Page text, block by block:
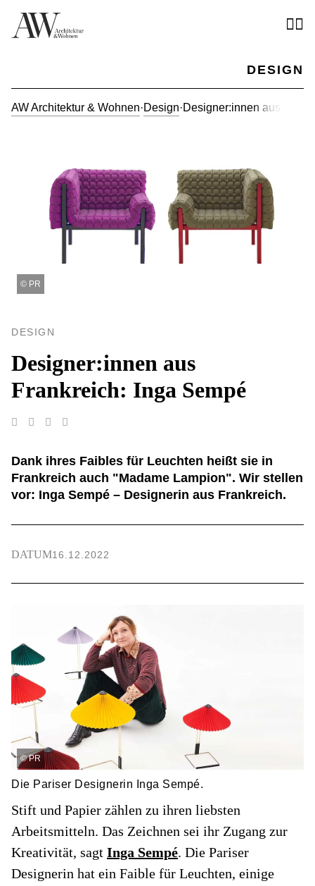
DESIGN
AW Architektur & Wohnen·Design·Designer:innen aus
© PR
DESIGN
Designer:innen aus
Frankreich: Inga Sempé
Dank ihres Faibles für Leuchten heißt sie in
Frankreich auch "Madame Lampion". Wir stellen
vor: Inga Sempé – Designerin aus Frankreich.
DATUM16.12.2022
© PR
Die Pariser Designerin Inga Sempé.
Stift und Papier zählen zu ihren liebsten
Arbeitsmitteln. Das Zeichnen sei ihr Zugang zur
Kreativität, sagt Inga Sempé. Die Pariser
Designerin hat ein Faible für Leuchten, einige